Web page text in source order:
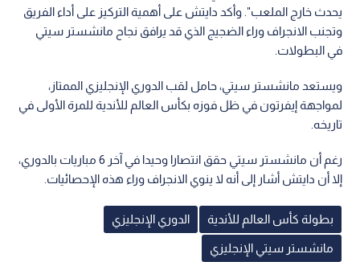
يحدث خارج الملعب". وأكد دايتش على أهمية التركيز على أداء الفريق
وتجنب الانجراف وراء الضجيج الذي قد يرافق نجاح مانشستر سيتي
في البطولات.
ويستعد مانشستر سيتي، حامل لقب الدوري الإنجليزي الممتاز،
لمواجهة إيفرتون في ظل فوزه بكأس العالم للأندية للمرة الأولى في
تاريخه.
رغم أن مانشستر سيتي حقق انتصارا وحيدا في آخر 6 مباريات بالدوري،
إلا أن دايتش أشار إلى أنه لا ينوي الانجراف وراء هذه الإحصائيات.
بطولة كأس العالم للأندية الدوري الإنجليزي
مانشستر سيتي الإنجليزي